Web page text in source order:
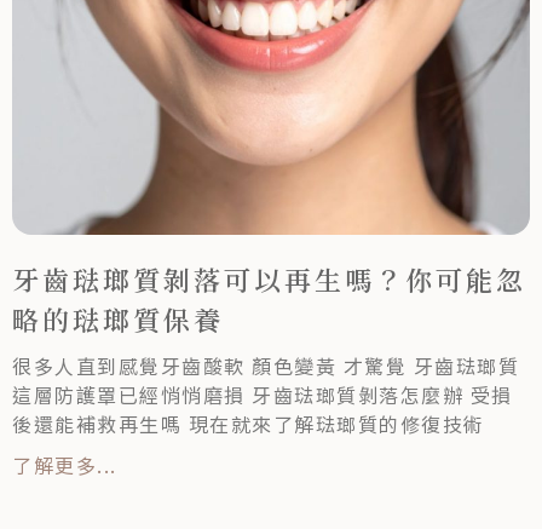
牙齒琺瑯質剝落可以再生嗎？你可能忽
略的琺瑯質保養
很多人直到感覺牙齒酸軟 顏色變黃 才驚覺 牙齒琺瑯質
這層防護罩已經悄悄磨損 牙齒琺瑯質剝落怎麼辦 受損
後還能補救再生嗎 現在就來了解琺瑯質的修復技術
了解更多...